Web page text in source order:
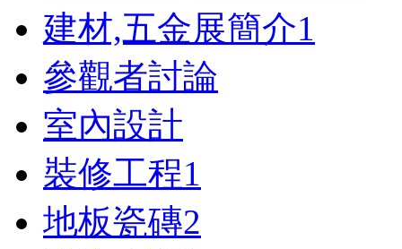
建材,五金展簡介1
參觀者討論
室內設計
裝修工程1
地板瓷磚2